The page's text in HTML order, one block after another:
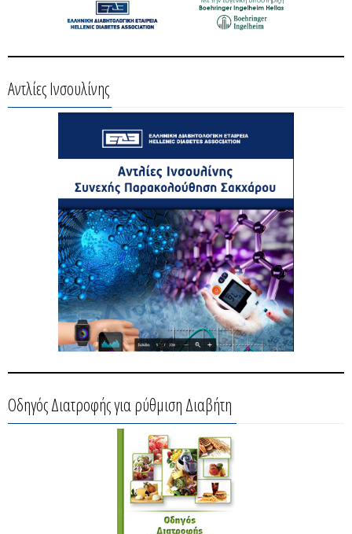
Αντλίες Ινσουλίνης
Οδηγός Διατροφής για ρύθμιση Διαβήτη